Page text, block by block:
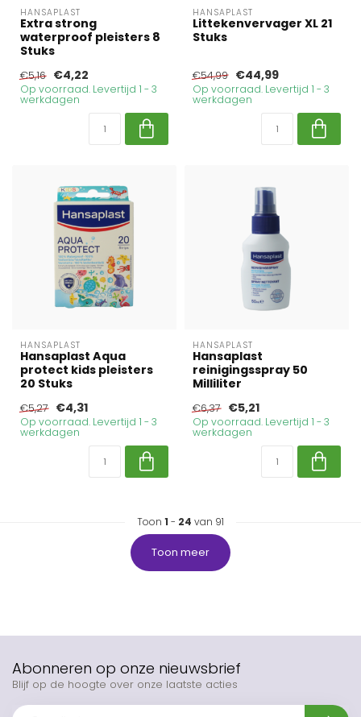
HANSAPLAST
Extra strong
waterproof pleisters 8
Stuks
€5,16 €4,22
Op voorraad. Levertijd 1 - 3
werkdagen
HANSAPLAST
Littekenvervager XL 21
Stuks
€54,99 €44,99
Op voorraad. Levertijd 1 - 3
werkdagen
HANSAPLAST
Hansaplast Aqua
protect kids pleisters
20 Stuks
€5,27 €4,31
Op voorraad. Levertijd 1 - 3
werkdagen
HANSAPLAST
Hansaplast
reinigingsspray 50
Milliliter
€6,37 €5,21
Op voorraad. Levertijd 1 - 3
werkdagen
Toon 1 - 24 van 91
Toon meer
Abonneren op onze nieuwsbrief
Blijf op de hoogte over onze laatste acties